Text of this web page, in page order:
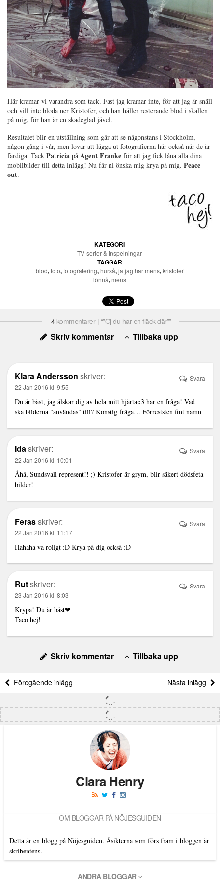
Här kramar vi varandra som tack. Fast jag kramar inte, för att jag är snäll
och vill inte bloda ner Kristofer, och han häller resterande blod i skallen
på mig, för han är en skadeglad jävel.
Resultatet blir en utställning som går att se någonstans i Stockholm,
någon gång i vår, men lovar att lägga ut fotografierna här också när de är
färdiga. Tack Patricia på Agent Franke för att jag fick låna alla dina
mobilbilder till detta inlägg! Nu får ni önska mig krya på mig. Peace
out.
KATEGORI
TV-serier & inspelningar
TAGGAR
blod,foto,fotografering,hurså,ja jag har mens,kristofer
lönnå,mens
4kommentarer | “”Oj du har en fläck där””
Skriv kommentar Tillbaka upp
Klara Andersson skriver:
22 Jan 2016 kl. 9:55
Du är bäst, jag älskar dig av hela mitt hjärta<3 har en fråga! Vad
ska bilderna "användas" till? Konstig fråga… Förreststen fint namn
Svara
Idaskriver:
22 Jan 2016 kl. 10:01
Åhå, Sundsvall represent!! ;) Kristofer är grym, blir säkert dödsfeta
bilder!
Svara
Ferasskriver:
22 Jan 2016 kl. 11:17
Hahaha va roligt :D Krya på dig också :D
Svara
Rutskriver:
23 Jan 2016 kl. 8:03
Krypa! Du är bäst❤
Taco hej!
Svara
Skriv kommentar Tillbaka upp
Föregående inlägg Nästa inlägg
Clara Henry
OM BLOGGAR PÅ NÖJESGUIDEN
Detta är en blogg på Nöjesguiden. Åsikterna som förs fram i bloggen är
skribentens.
ANDRA BLOGGAR